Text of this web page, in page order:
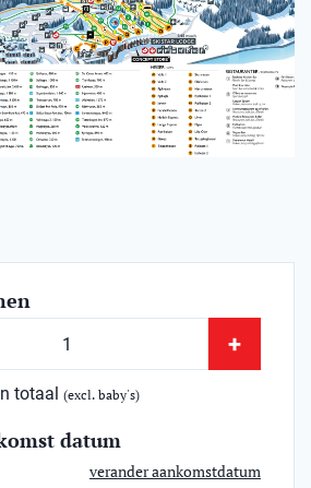
+
totaal (excl. baby's)
datum
verander aankomstdatum